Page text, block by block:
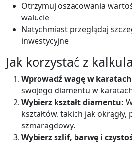
Otrzymuj oszacowania
walucie
Natychmiast przeglądaj
inwestycyjne
Jak korzystać z
Wprowadź wagę w
swojego diamentu w
Wybierz kształt diamentu:
kształtów, takich jak okrągły,
szmaragdowy.
Wybierz szlif, barwę i